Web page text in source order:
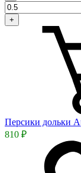
+
Персики дольки
810 ₽